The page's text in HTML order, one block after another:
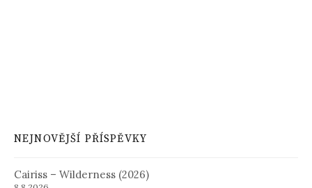
NEJNOVĚJŠÍ PŘÍSPĚVKY
Cairiss – Wilderness (2026)